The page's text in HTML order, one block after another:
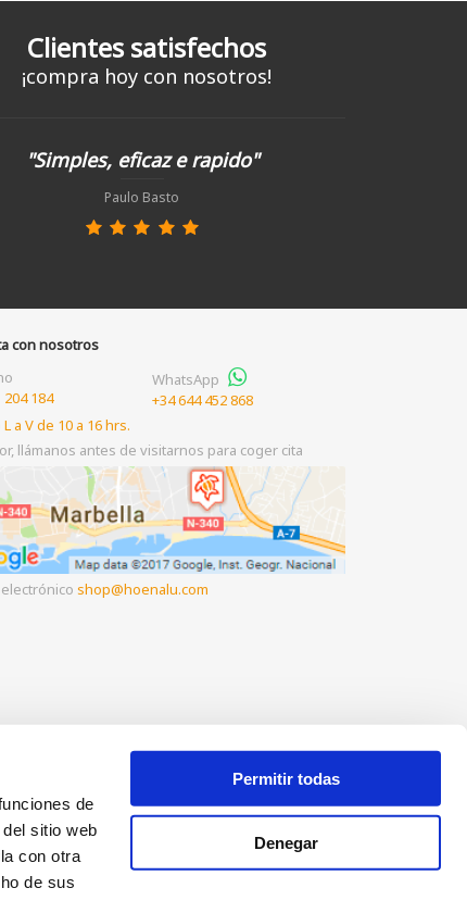
de
sitio web
con otra
de sus
Permitir todas
Denegar
Clientes satisfechos
¡compra hoy con nosotros!
"Simples, eficaz e rapido"
Paulo Basto
con nosotros
204 184
WhatsApp
+34 644 452 868
L a V de 10 a 16 hrs.
llámanos antes de visitarnos para coger cita
shop hoenalu.com